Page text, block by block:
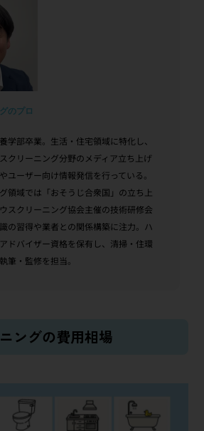
学部卒業。生活・住宅領域に特化し、
クリーニング分野のメディア立ち上げ
ユーザー向け情報発信を行っている。
領域では「おそうじ合衆国」の立ち上
スクリーニング協会主催の技術研修会
の習得や業者との関係構築に注力。ハ
ドバイザー資格を保有し、清掃・住環
筆・監修を担当。
ングの費用相場